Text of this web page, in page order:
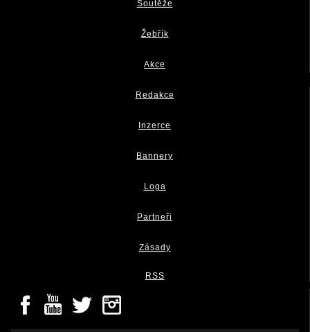
Soutěže
Žebřík
Akce
Redakce
Inzerce
Bannery
Loga
Partneři
Zásady
RSS